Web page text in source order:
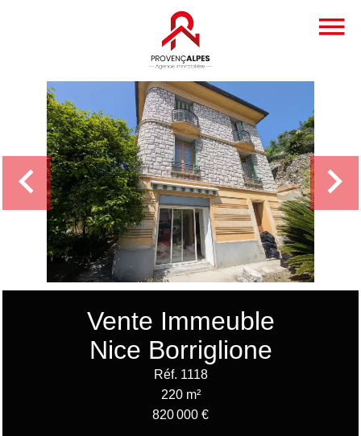
Vente Immeuble
Nice Borriglione
Réf. 1118
220 m²
820 000 €